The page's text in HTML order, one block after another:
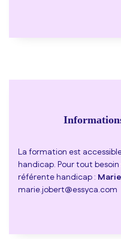
La formation est
handicap. Pour tout
référente handicap :
marie.jobert@essyca.com